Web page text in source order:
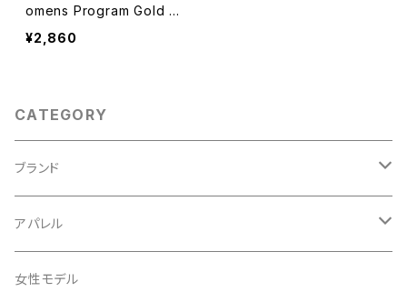
omens Program Gold Pri
nt
¥2,860
CATEGORY
ブランド
ABUS/アブス
ADEPT/アデプト
アパレル
Tシャツ
女性モデル